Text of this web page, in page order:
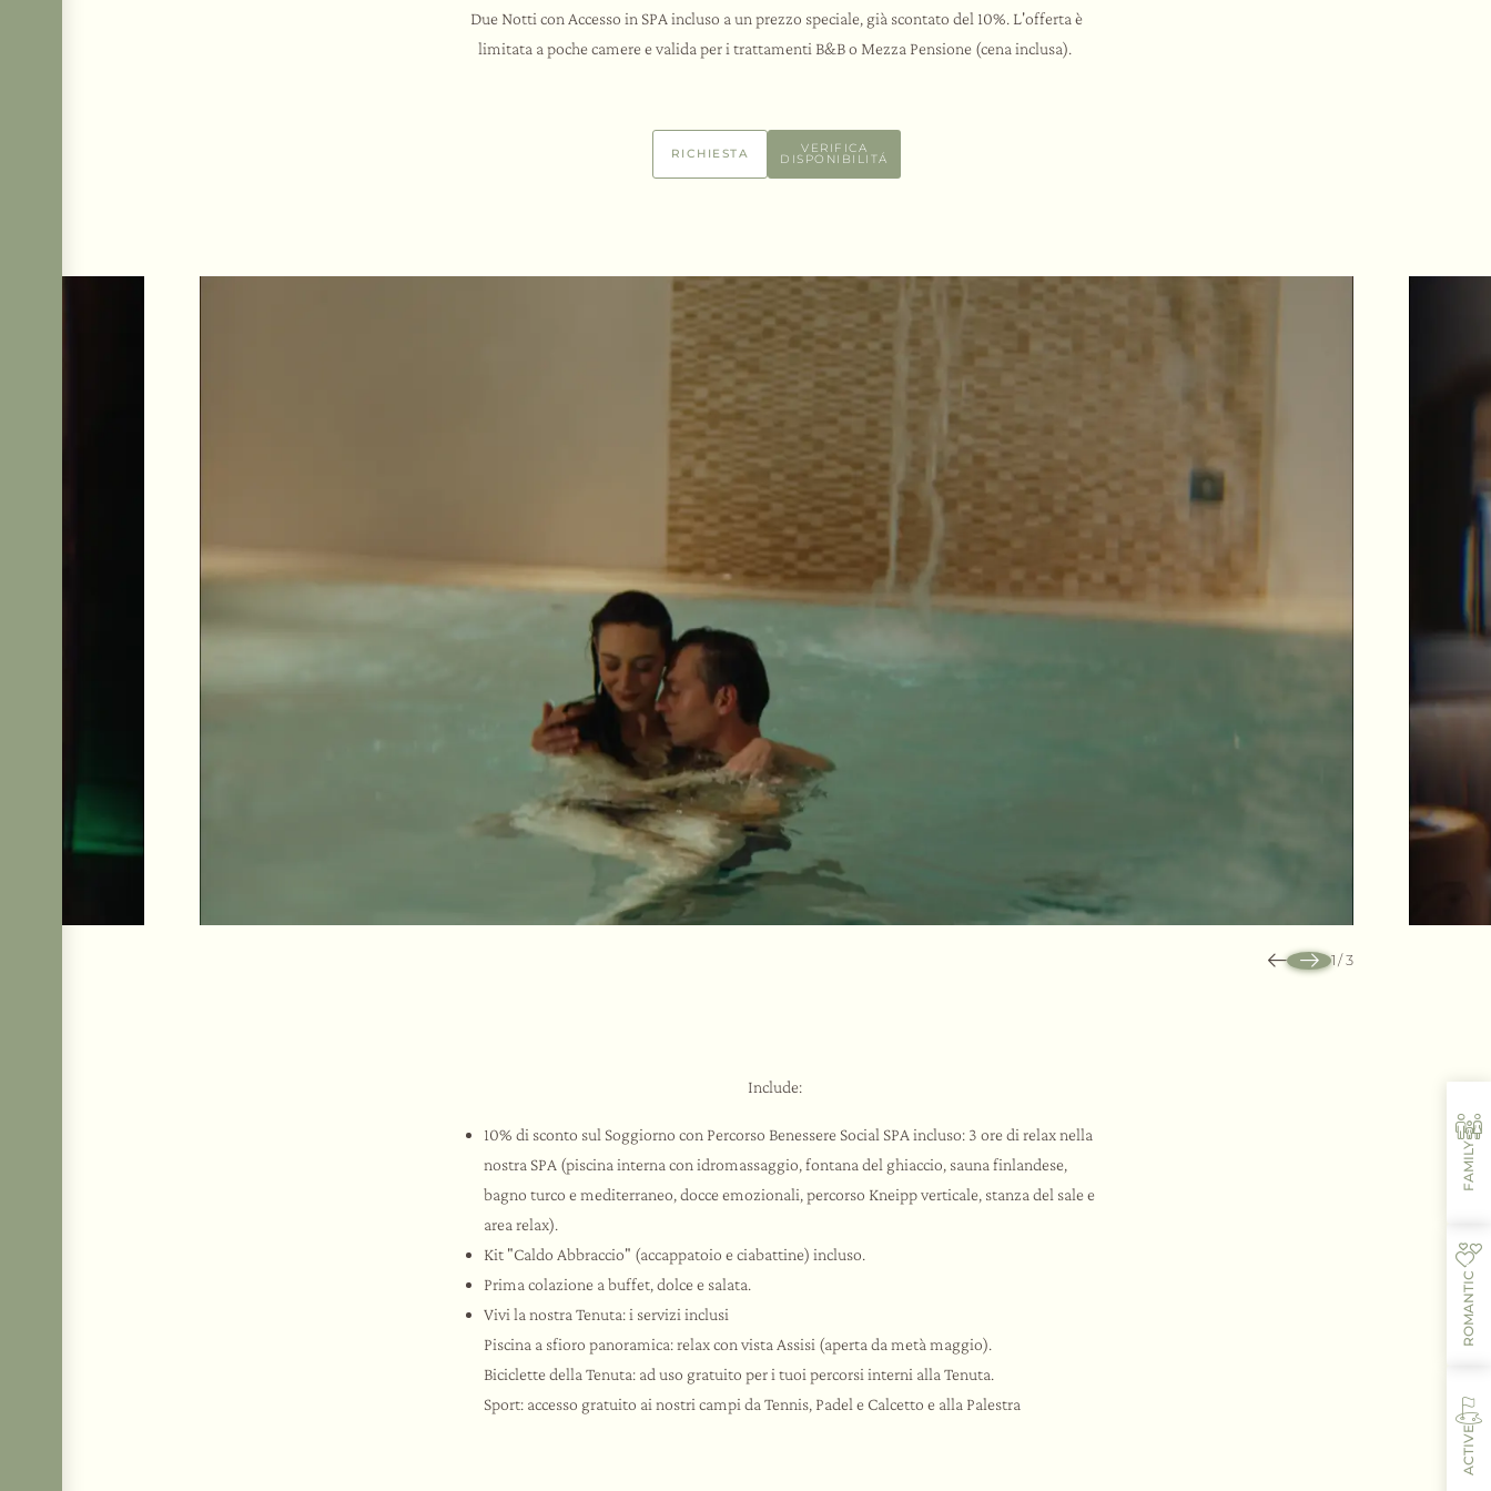
Due Notti con Accesso in SPA incluso a un prezzo speciale, già scontato del 10%. L'offerta è
limitata a poche camere e valida per i trattamenti B&B o Mezza Pensione (cena inclusa).
RICHIESTA VERIFICA
DISPONIBILITÁ
1 /3
Include:
10% di sconto sul Soggiorno con Percorso Benessere Social SPA incluso: 3 ore di relax nella
nostra SPA (piscina interna con idromassaggio, fontana del ghiaccio, sauna finlandese,
bagno turco e mediterraneo, docce emozionali, percorso Kneipp verticale, stanza del sale e
area relax).
Kit "Caldo Abbraccio" (accappatoio e ciabattine) incluso.
Prima colazione a buffet, dolce e salata.
Vivi la nostra Tenuta: i servizi inclusi
Piscina a sfioro panoramica: relax con vista Assisi (aperta da metà maggio).
Biciclette della Tenuta: ad uso gratuito per i tuoi percorsi interni alla Tenuta.
Sport: accesso gratuito ai nostri campi da Tennis, Padel e Calcetto e alla Palestra
FAMILY
ROMANTIC
ACTIVE